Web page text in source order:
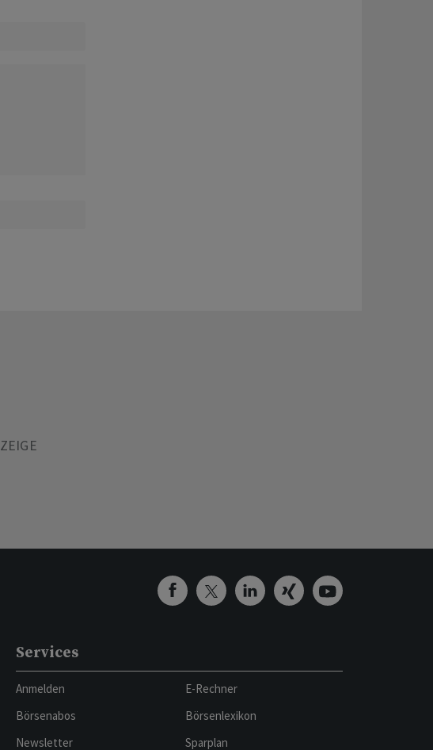
Services
Anmelden
Börsenabos
Newsletter
E-Rechner
Börsenlexikon
Sparplan